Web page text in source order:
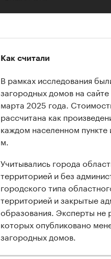
Как считали
В рамках исследования
загородных домов на
марта 2025 года.
рассчитана как
каждом населенном
м.
Учитывались города
территорией и без
городского типа
территорией и закрытые
образования. Эксперты не
которых опубликовано
загородных домов.